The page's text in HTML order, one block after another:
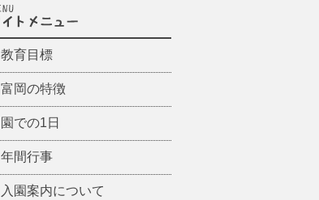
教育目標
富岡の特徴
園での1日
年間行事
入園案内について